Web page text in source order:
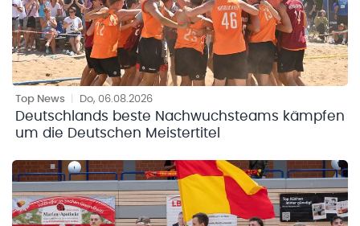
Top News Do, 06.08.2026
Deutschlands beste Nachwuchsteams kämpfen
um die Deutschen Meistertitel